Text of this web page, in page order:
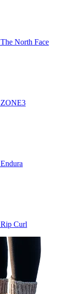
The North Face
ZONE3
Endura
Rip Curl